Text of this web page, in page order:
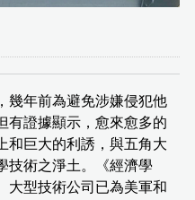
幾年前為避免涉嫌侵犯他
有證據顯示，愈來愈多的
和巨大的利誘，與五角大
技術之淨土。《經濟學
大型技術公司已為美軍和